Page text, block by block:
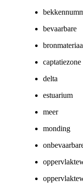
bevaarbare
captatiezone
delta
estuarium
meer
monding